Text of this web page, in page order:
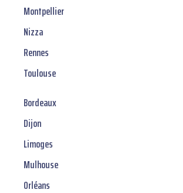
Montpellier
Nizza
Rennes
Toulouse
Bordeaux
Dijon
Limoges
Mulhouse
Orléans